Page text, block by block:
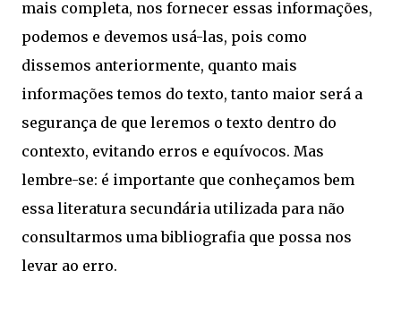
mais completa, nos fornecer essas informações,
podemos e devemos usá-las, pois como
dissemos anteriormente, quanto mais
informações temos do texto, tanto maior será a
segurança de que leremos o texto dentro do
contexto, evitando erros e equívocos. Mas
lembre-se: é importante que conheçamos bem
essa literatura secundária utilizada para não
consultarmos uma bibliografia que possa nos
levar ao erro.